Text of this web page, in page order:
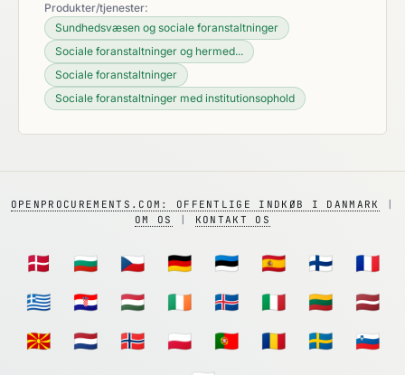
Produkter/tjenester:
Sundhedsvæsen og sociale foranstaltninger
Sociale foranstaltninger og hermed...
Sociale foranstaltninger
Sociale foranstaltninger med institutionsophold
OPENPROCUREMENTS.COM: OFFENTLIGE INDKØB I DANMARK
OM OS
KONTAKT OS
🇩🇰 🇧🇬 🇨🇿 🇩🇪 🇪🇪 🇪🇸 🇫🇮
🇫🇷
🇬🇷
🇭🇷 🇭🇺 🇮🇪 🇮🇸 🇮🇹 🇱🇹
🇱🇻
🇲🇰
🇳🇱 🇳🇴 🇵🇱 🇵🇹 🇷🇴 🇸🇪
🇸🇮